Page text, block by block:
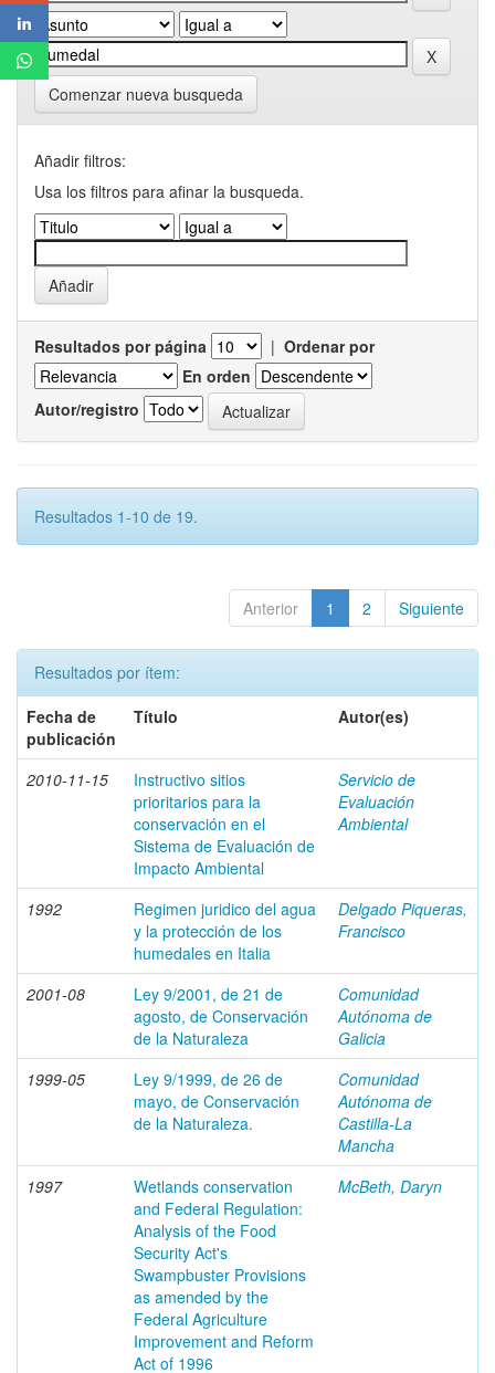
Comenzar nueva busqueda
Añadir filtros:
Usa los filtros para afinar la busqueda.
Resultados por página | Ordenar por
En orden
Autor/registro
Resultados 1-10 de 19.
Anterior 1 2 Siguiente
Resultados por ítem:
Fecha de
publicación
Título Autor(es)
2010-11-15
Instructivo sitios
prioritarios para la
conservación en el
Sistema de Evaluación de
Impacto Ambiental
Servicio de
Evaluación
Ambiental
1992
Regimen juridico del agua
y la protección de los
humedales en Italia
Delgado Piqueras,
Francisco
2001-08
Ley 9/2001, de 21 de
agosto, de Conservación
de la Naturaleza
Comunidad
Autónoma de
Galicia
1999-05
Ley 9/1999, de 26 de
mayo, de Conservación
de la Naturaleza.
Comunidad
Autónoma de
Castilla-La
Mancha
1997
Wetlands conservation
and Federal Regulation:
Analysis of the Food
Security Act's
Swampbuster Provisions
as amended by the
Federal Agriculture
Improvement and Reform
Act of 1996
McBeth, Daryn